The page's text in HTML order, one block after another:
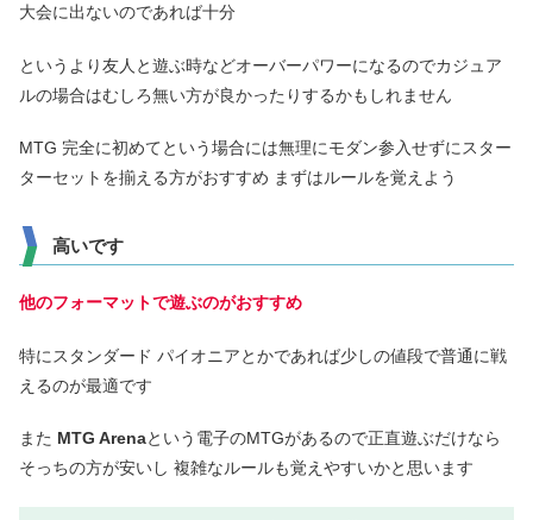
大会に出ないのであれば十分
というより友人と遊ぶ時などオーバーパワーになるのでカジュア
ルの場合はむしろ無い方が良かったりするかもしれません
MTG 完全に初めてという場合には無理にモダン参入せずにスター
ターセットを揃える方がおすすめ まずはルールを覚えよう
高いです
他のフォーマットで遊ぶのがおすすめ
特にスタンダード パイオニアとかであれば少しの値段で普通に戦
えるのが最適です
また MTG Arenaという電子のMTGがあるので正直遊ぶだけなら
そっちの方が安いし 複雑なルールも覚えやすいかと思います